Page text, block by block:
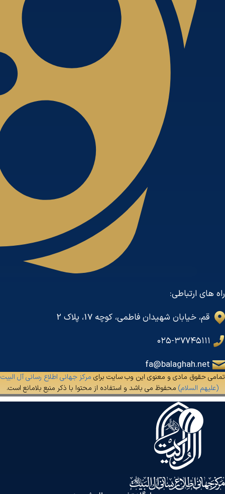
راه های ارتباطی:
قم، خیابان شهیدان فاطمی، کوچه 17، پلاک 2
fa@balaghah.net
تمامی حقوق مادی و معنوی این وب سایت برای مرکز جهانی اطلاع رسانی آل البیت
(علیهم السلام) محفوظ می باشد و استفاده از محتوا با ذکر منبع بلامانع است.